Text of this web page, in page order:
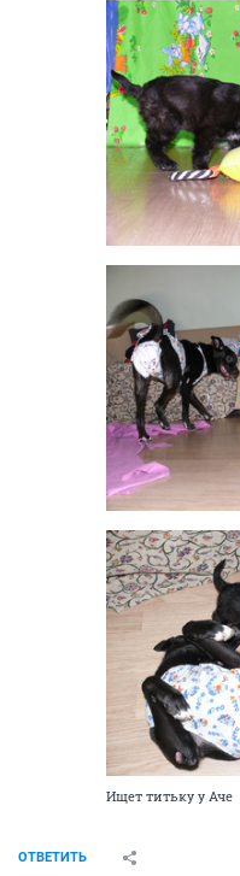
Ищет титьку у Аче
ОТВЕТИТЬ